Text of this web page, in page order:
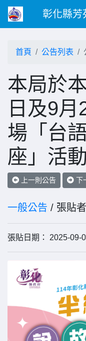
彰化縣芳
首頁 公告列表
本局於
日及9
場「台
座」活動
上一則公告 下
一般公告 / 張貼者
張貼日期： 2025-